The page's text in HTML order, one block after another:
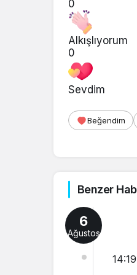
0
Alkışlıyorum
0
Sevdim
Beğendim
Benzer
6
Ağustos
14:19